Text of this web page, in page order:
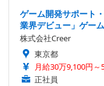
ゲーム開発サポート
業界デビュー」ゲー
株式会社Creer
東京都
月給30万9,100円～
正社員